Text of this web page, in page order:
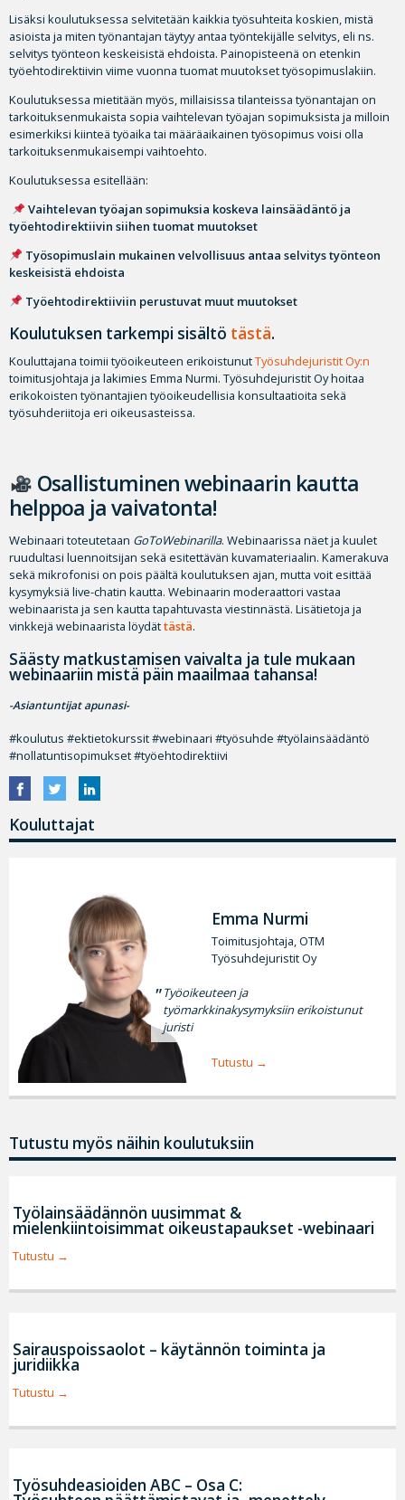
Lisäksi koulutuksessa selvitetään kaikkia työsuhteita koskien, mistä
asioista ja miten työnantajan täytyy antaa työntekijälle selvitys, eli ns.
selvitys työnteon keskeisistä ehdoista. Painopisteenä on etenkin
työehtodirektiivin viime vuonna tuomat muutokset työsopimuslakiin.
Koulutuksessa mietitään myös, millaisissa tilanteissa työnantajan on
tarkoituksenmukaista sopia vaihtelevan työajan sopimuksista ja milloin
esimerkiksi kiinteä työaika tai määräaikainen työsopimus voisi olla
tarkoituksenmukaisempi vaihtoehto.
Koulutuksessa esitellään:
Vaihtelevan työajan sopimuksia koskeva lainsäädäntö ja
työehtodirektiivin siihen tuomat muutokset
Työsopimuslain mukainen velvollisuus antaa selvitys työnteon
keskeisistä ehdoista
Työehtodirektiiviin perustuvat muut muutokset
Koulutuksen tarkempi sisältö tästä.
Kouluttajana toimii työoikeuteen erikoistunutTyösuhdejuristit Oy:n
toimitusjohtaja ja lakimies Emma Nurmi. Työsuhdejuristit Oy hoitaa
erikokoisten työnantajien työoikeudellisia konsultaatioita sekä
työsuhderiitoja eri oikeusasteissa.
Osallistuminen webinaarin kautta
helppoa ja vaivatonta!
Webinaari toteutetaan GoToWebinarilla. Webinaarissa näet ja kuulet
ruudultasi luennoitsijan sekä esitettävän kuvamateriaalin. Kamerakuva
sekä mikrofonisi on pois päältä koulutuksen ajan, mutta voit esittää
kysymyksiä live-chatin kautta. Webinaarin moderaattori vastaa
webinaarista ja sen kautta tapahtuvasta viestinnästä. Lisätietoja ja
vinkkejä webinaarista löydättästä.
Säästy matkustamisen vaivalta ja tule mukaan
webinaariin mistä päin maailmaa tahansa!
-Asiantuntijat apunasi-
#koulutus #ektietokurssit #webinaari #työsuhde #työlainsäädäntö
#nollatuntisopimukset #työehtodirektiivi
Kouluttajat
Emma Nurmi
Toimitusjohtaja, OTM
Työsuhdejuristit Oy
Työoikeuteen ja
työmarkkinakysymyksiin erikoistunut
juristi
Tutustu
Tutustu myös näihin koulutuksiin
Työlainsäädännön uusimmat &
mielenkiintoisimmat oikeustapaukset -webinaari
Tutustu
Sairauspoissaolot – käytännön toiminta ja
juridiikka
Tutustu
Työsuhdeasioiden ABC – Osa C: